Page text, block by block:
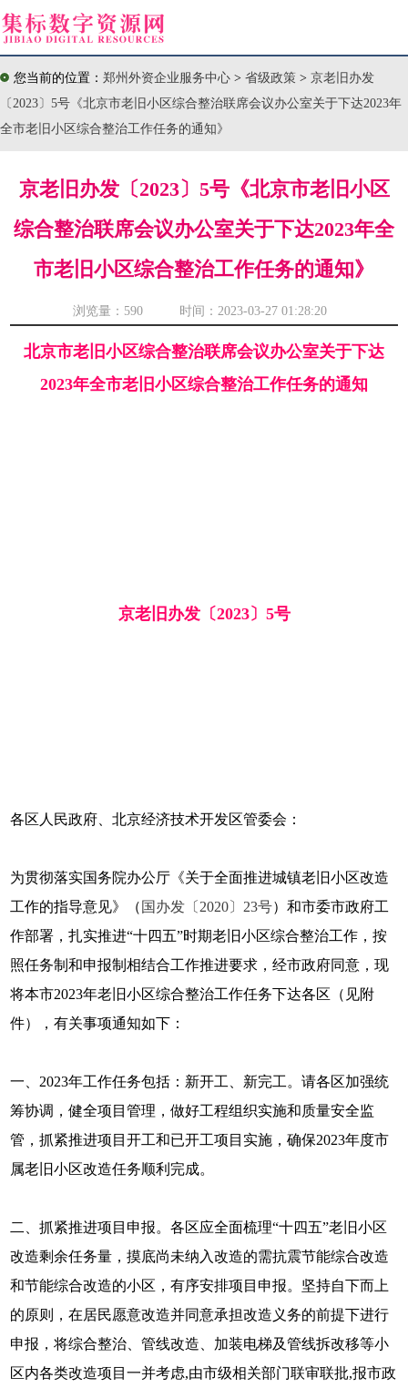
您当前的位置： 郑州外资企业服务中心 > 省级政策 > 京老旧办发
〔2023〕5号《北京市老旧小区综合整治联席会议办公室关于下达2023年
全市老旧小区综合整治工作任务的通知》
京老旧办发〔2023〕5号《北京市老旧小区
综合整治联席会议办公室关于下达2023年全
市老旧小区综合整治工作任务的通知》
浏览量： 590 时间：2023-03-27 01:28:20
北京市老旧小区综合整治联席会议办公室关于下达
2023年全市老旧小区综合整治工作任务的通知
京老旧办发〔2023〕5号
各区人民政府、北京经济技术开发区管委会：
为贯彻落实国务院办公厅《关于全面推进城镇老旧小区改造
工作的指导意见》（ 国办发〔2020〕23号）和市委市政府工
作部署，扎实推进“十四五”时期老旧小区综合整治工作，按
照任务制和申报制相结合工作推进要求，经市政府同意，现
将本市2023年老旧小区综合整治工作任务下达各区（见附
件），有关事项通知如下：
一、2023年工作任务包括：新开工、新完工。请各区加强统
筹协调，健全项目管理，做好工程组织实施和质量安全监
管，抓紧推进项目开工和已开工项目实施，确保2023年度市
属老旧小区改造任务顺利完成。
二、抓紧推进项目申报。各区应全面梳理“十四五”老旧小区
改造剩余任务量，摸底尚未纳入改造的需抗震节能综合改造
和节能综合改造的小区，有序安排项目申报。坚持自下而上
的原则，在居民愿意改造并同意承担改造义务的前提下进行
申报，将综合整治、管线改造、加装电梯及管线拆改移等小
区内各类改造项目一并考虑,由市级相关部门联审联批,报市政